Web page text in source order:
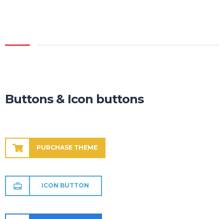
Buttons & Icon buttons
PURCHASE THEME
ICON BUTTON